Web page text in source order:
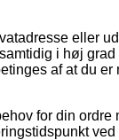
eller
i høj grad
af at du
for din ordre